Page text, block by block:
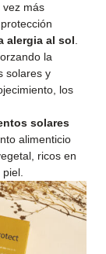
vez más
alergia al sol
la
solares y
los
solares
alimenticio
ricos en